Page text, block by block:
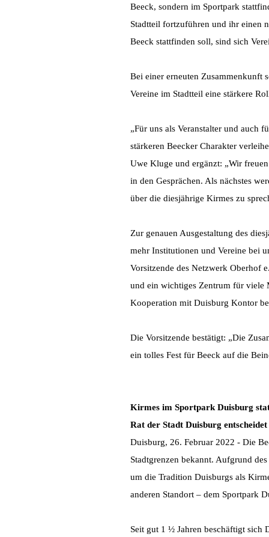
Beeck, sondern im Sportpark
Stadtteil fortzuführen und ihr einen
Beeck stattfinden soll, sind sich
Bei einer erneuten Zusammenkunft
Vereine im Stadtteil eine stärkere
„Für uns als Veranstalter und auch
stärkeren Beecker Charakter
Uwe Kluge und ergänzt: „Wir
in den Gesprächen. Als nächstes
über die diesjährige Kirmes zu
Zur genauen Ausgestaltung des
mehr Institutionen und Vereine bei
Vorsitzende des Netzwerk Oberhof
und ein wichtiges Zentrum für viele
Kooperation mit Duisburg Kontor
Die Vorsitzende bestätigt: „Die
ein tolles Fest für Beeck auf die
Kirmes im Sportpark Duisburg
Rat der Stadt Duisburg
Duisburg, 26. Februar 2022 - Die
Stadtgrenzen bekannt. Aufgrund
um die Tradition Duisburgs als
anderen Standort – dem Sportpark
Seit gut 1 ½ Jahren beschäftigt